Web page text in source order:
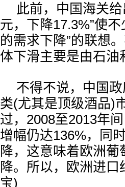
此前，中国海关
元，下降17.3%”使
的需求下降”的联想
体下滑主要是由石油
不得不说，中国
类(尤其是顶级酒品)
过，2008至2013年
增幅仍达136%，同
降，这意味着欧洲
降。所以，欧洲进口
宝)